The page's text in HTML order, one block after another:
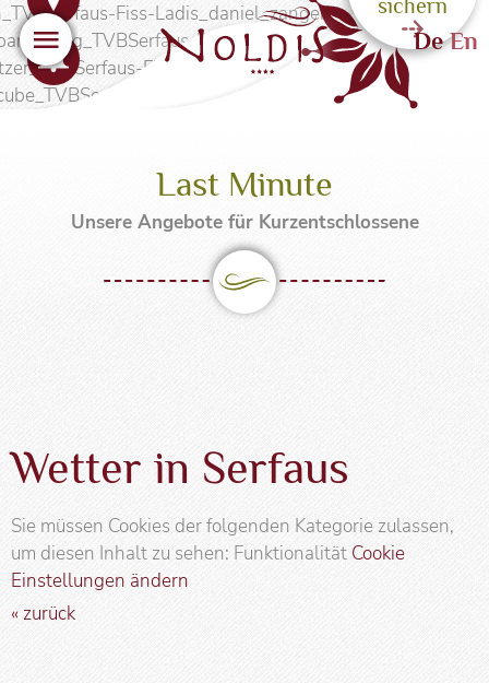
Menü De En
Sicher urlauben
sichern
Last Minute
Unsere Angebote für Kurzentschlossene
Wetter in Serfaus
Sie müssen Cookies der folgenden Kategorie zulassen,
um diesen Inhalt zu sehen: Funktionalität Cookie
Einstellungen ändern
« zurück